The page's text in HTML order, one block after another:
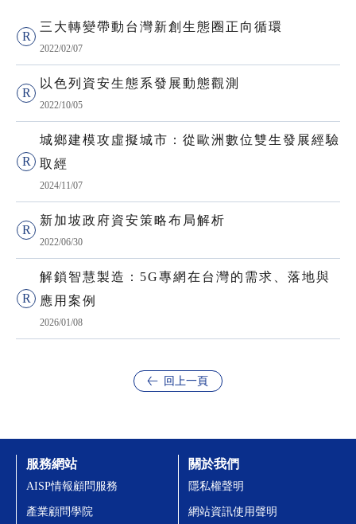
三大轉變帶動台灣新創生態圈正向循環
2022/02/07
以色列資安生態系發展動態觀測
2022/10/05
城鄉建模攻虛擬城市：從歐洲數位雙生發展經驗
取經
2024/11/07
新加坡政府資安策略布局解析
2022/06/30
解鎖智慧製造：5G專網在台灣的需求、落地與
應用案例
2026/01/08
回上一頁
服務網站
AISP情報顧問服務
產業顧問學院
關於我們
隱私權聲明
網站資訊使用聲明